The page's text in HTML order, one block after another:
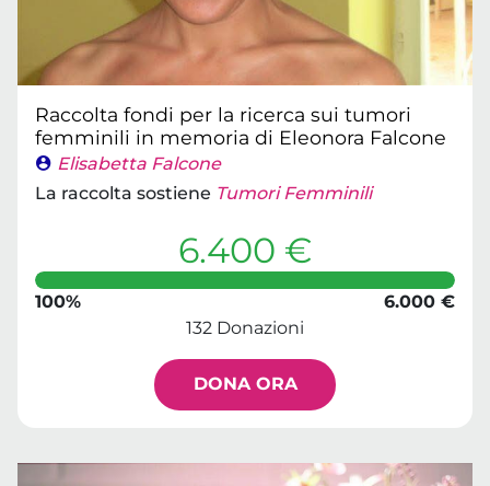
Raccolta fondi per la ricerca sui tumori
femminili in memoria di Eleonora Falcone
Elisabetta Falcone
La raccolta sostiene Tumori Femminili
6.400 €
100%
6.000 €
132 Donazioni
DONA ORA